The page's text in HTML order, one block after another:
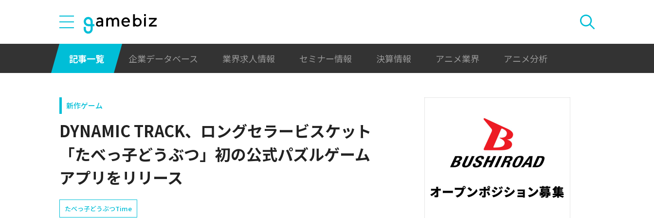
記事一覧 企業データベース 業界求人情報 セミナー情報 決算情報 アニメ業界 アニメ分析
新作ゲーム
DYNAMIC TRACK、ロングセラービスケット
「たべっ子どうぶつ」初の公式パズルゲーム
アプリをリリース
たべっ⼦どうぶつTime